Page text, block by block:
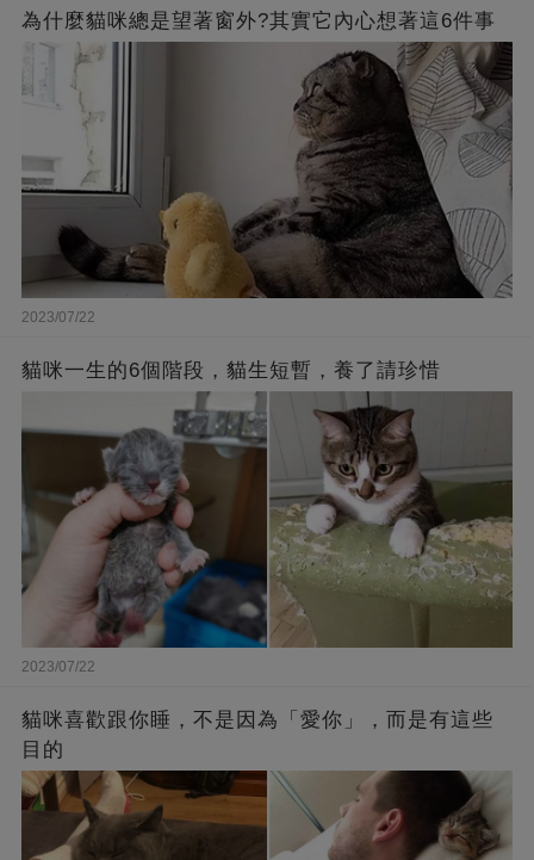
為什麼貓咪總是望著窗外?其實它內心想著這6件事
2023/07/22
貓咪一生的6個階段，貓生短暫，養了請珍惜
2023/07/22
貓咪喜歡跟你睡，不是因為「愛你」，而是有這些
目的